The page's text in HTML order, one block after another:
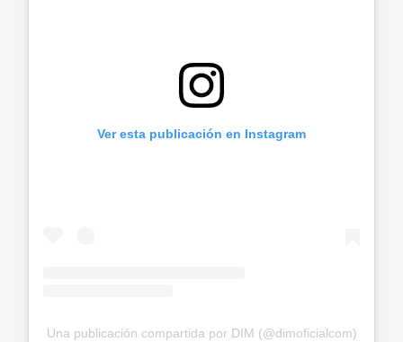
Ver esta publicación en Instagram
Una publicación compartida por DIM (@dimoficialcom)